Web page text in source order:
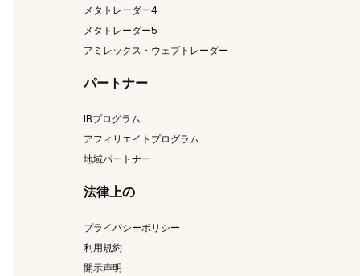
メタトレーダー4
メタトレーダー5
アミレックス・ウェブトレーダー
パートナー
IBプログラム
アフィリエイトプログラム
地域パートナー
法律上の
プライバシーポリシー
利用規約
開示声明